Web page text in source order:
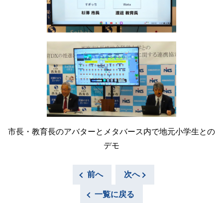
市長・教育長のアバターとメタバース内で地元小学生との
デモ
前へ 次へ
一覧に戻る